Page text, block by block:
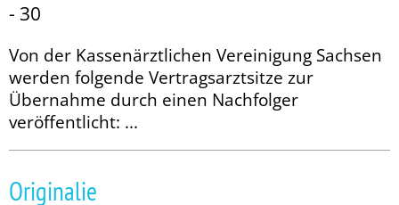
- 30
Von der Kassenärztlichen Vereinigung Sachsen
werden folgende Vertragsarztsitze zur
Übernahme durch einen Nachfolger
veröffentlicht: ...
Originalie